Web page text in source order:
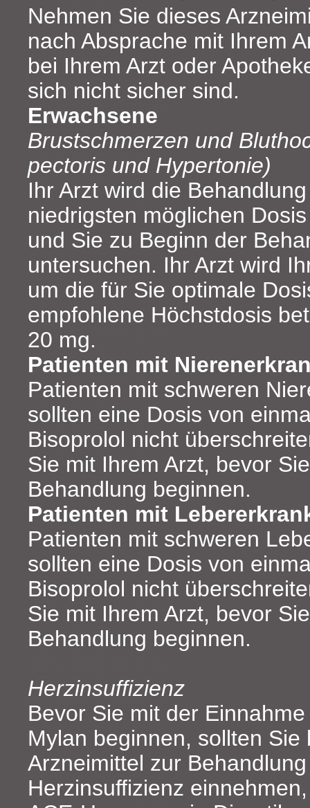
Nehmen Sie dieses
nach Absprache mit Ihrem
bei Ihrem Arzt oder
sich nicht sicher sind.
Erwachsene
Brustschmerzen und
pectoris und Hypertonie)
Ihr Arzt wird die
niedrigsten möglichen
und Sie zu Beginn der
untersuchen. Ihr Arzt wird
um die für Sie optimale
empfohlene Höchstdosis
20 mg.
Patienten mit
Patienten mit schweren
sollten eine Dosis von
Bisoprolol nicht
Sie mit Ihrem Arzt, bevor
Behandlung beginnen.
Patienten mit
Patienten mit schweren
sollten eine Dosis von
Bisoprolol nicht
Sie mit Ihrem Arzt, bevor
Behandlung beginnen.
Herzinsuffizienz
Bevor Sie mit der
Mylan beginnen, sollten Sie
Arzneimittel zur
Herzinsuffizienz